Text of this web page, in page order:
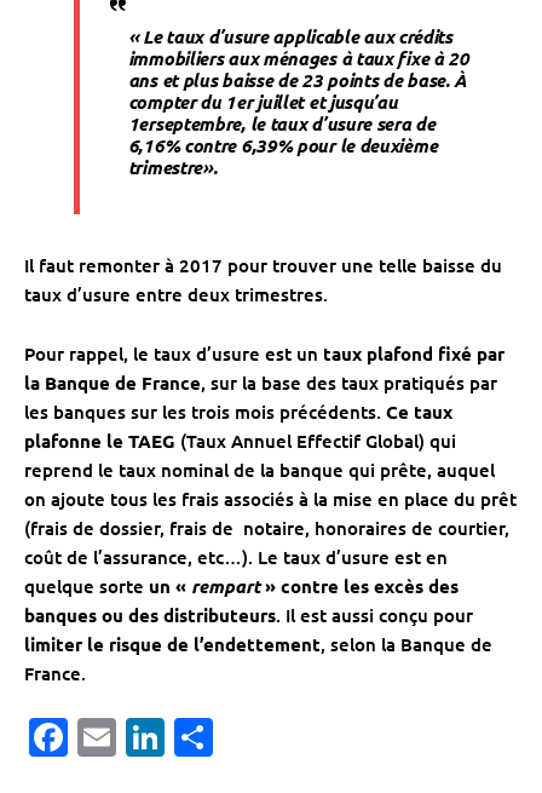
«Le taux d’usure applicable aux crédits
immobiliers aux ménages à taux fixe à 20
ans et plus baisse de 23 points de base. À
compter du 1er juillet et jusqu’au
1erseptembre, le taux d’usure sera de
6,16% contre 6,39% pour le deuxième
trimestre».
Il faut remonter à 2017 pour trouver une telle baisse du
taux d’usure entre deux trimestres.
Pour rappel, le taux d’usure est un taux plafond fixé par
la Banque de France, sur la base des taux pratiqués par
les banques sur les trois mois précédents. Ce taux
plafonne le TAEG (Taux Annuel Effectif Global) qui
reprend le taux nominal de la banque qui prête, auquel
on ajoute tous les frais associés à la mise en place du prêt
(frais de dossier, frais de notaire, honoraires de courtier,
coût de l’assurance, etc…). Le taux d’usure est en
quelque sorte un « rempart» contre les excès des
banques ou des distributeurs. Il est aussi conçu pour
limiter le risque de l’endettement, selon la Banque de
France.
Facebook
EmailLinkedIn